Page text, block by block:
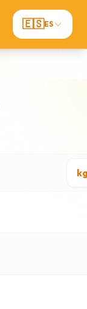
🇪🇸ES